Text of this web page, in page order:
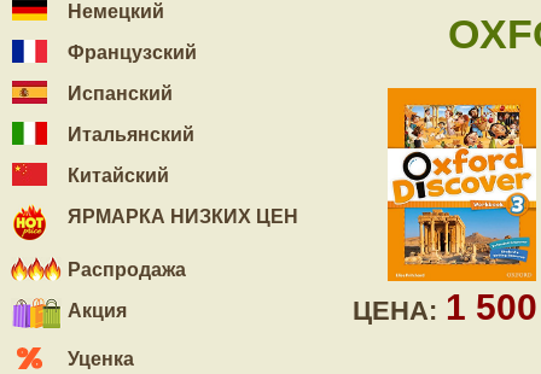
Немецкий
Французский
Испанский
Итальянский
Китайский
ЯРМАРКА НИЗКИХ ЦЕН
Распродажа
Акция
Уценка
ЦЕНА: 1